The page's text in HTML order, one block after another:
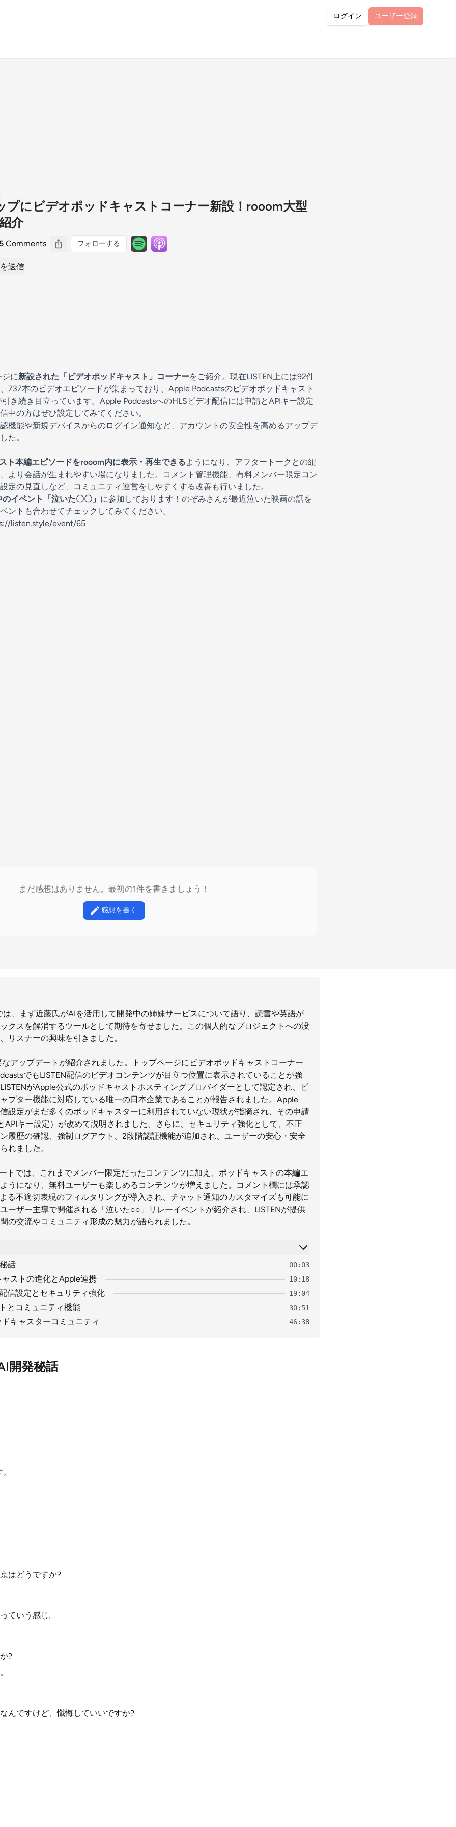
ログイン ユーザー登録
プにビデオポッドキャストコーナー新設！rooom大型
介
Comments フォローする
送信
ジに新設された「ビデオポッドキャスト」コーナーをご紹介。現在LISTEN上には92件
737本のビデオエピソードが集まっており、Apple Podcastsのビデオポッドキャスト
き続き目立っています。Apple PodcastsへのHLSビデオ配信には申請とAPIキー設定
中の方はぜひ設定してみてください。
機能や新規デバイスからのログイン通知など、アカウントの安全性を高めるアップデ
た。
ト本編エピソードをrooom内に表示・再生できるようになり、アフタートークとの紐
より会話が生まれやすい場になりました。コメント管理機能、有料メンバー限定コン
定の見直しなど、コミュニティ運営をしやすくする改善も行いました。
イベント「泣いた〇〇」 に参加しております！のぞみさんが最近泣いた映画の話を
ントも合わせてチェックしてみてください。
listen.style/event/65
まだ感想はありません。最初の1件を書きましょう！
感想を書く
は、まず近藤氏がAIを活用して開発中の姉妹サービスについて語り、読書や英語が
クスを解消するツールとして期待を寄せました。この個人的なプロジェクトへの没
リスナーの興味を引きました。
アップデートが紹介されました。トップページにビデオポッドキャストコーナー
でもLISTEN配信のビデオコンテンツが目立つ位置に表示されていることが強
がApple公式のポッドキャストホスティングプロバイダーとして認定され、ビ
プター機能に対応している唯一の日本企業であることが報告されました。Apple
設定がまだ多くのポッドキャスターに利用されていない現状が指摘され、その申請
APIキー設定）が改めて説明されました。さらに、セキュリティ強化として、不正
履歴の確認、強制ログアウト、2段階認証機能が追加され、ユーザーの安心・安全
れました。
トでは、これまでメンバー限定だったコンテンツに加え、ポッドキャストの本編エ
うになり、無料ユーザーも楽しめるコンテンツが増えました。コメント欄には承認
る不適切表現のフィルタリングが導入され、チャット通知のカスタマイズも可能に
ーザー主導で開催される「泣いた○○」リレーイベントが紹介され、LISTENが提供
の交流やコミュニティ形成の魅力が語られました。
話 00:03
ストの進化とApple連携 10:18
信設定とセキュリティ強化 19:04
とコミュニティ機能 30:51
キャスターコミュニティ 46:38
開発秘話
はどうですか?
ていう感じ。
?
んですけど、懺悔していいですか?